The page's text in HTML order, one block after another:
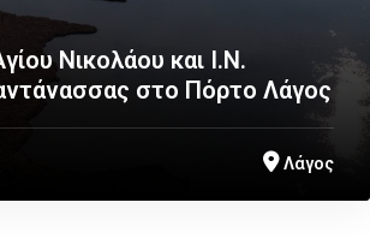
Νικολάου και Ι.Ν.
στο Πόρτο Λάγος
Λάγος